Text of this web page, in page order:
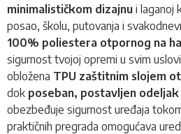
minimalističkom dizajnu i laganoj
posao, školu, putovanja i
100% poliestera otpornog na
sigurnost tvojoj opremi u svim
obložena TPU zaštitnim slojem
dok poseban, postavljen odeljak
obezbeđuje sigurnost uređaja
praktičnih pregrada omogućava